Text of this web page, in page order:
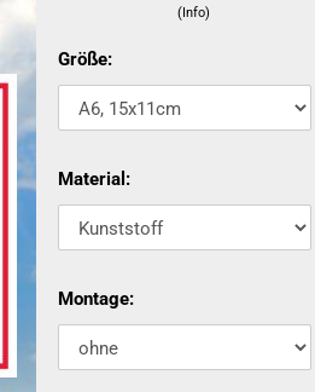
vergessen?
Schnelle Anmeldung mit
(Info)
Größe:
Material:
Montage: